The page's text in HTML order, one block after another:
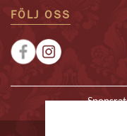
FÖLJ OSS
Sponsrat